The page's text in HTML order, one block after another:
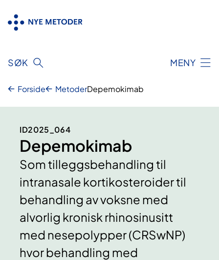
innhold
SØK MENY
Forside MetoderDepemokimab
ID2025_064
Depemokimab
Som tilleggsbehandling til
intranasale kortikosteroider til
behandling av voksne med
alvorlig kronisk rhinosinusitt
med nesepolypper (CRSwNP)
hvor behandling med